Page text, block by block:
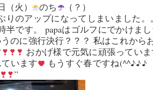
（火） のち
（？）
りのアップになってしまいました
半です。 papaはゴルフにでかけま
のに強行決行？？？ 私はこれから
おかげ様で元気に頑張ってい
います
もうすぐ春ですね
”